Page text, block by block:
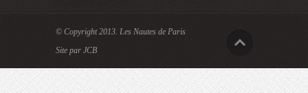
© Copyright 2013. Les Nautes de Paris
Site par JCB